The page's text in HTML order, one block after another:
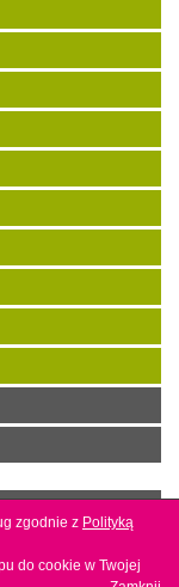
zgodnie z Polityką
do cookie w Twojej
zgodnie z Polityką
do cookie w Twojej
Agencja